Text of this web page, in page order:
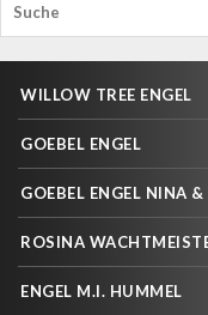
WILLOW TREE ENGEL
GOEBEL ENGEL
GOEBEL ENGEL NINA
ROSINA
ENGEL M.I. HUMMEL